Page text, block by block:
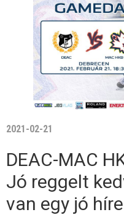
2021-02-21
DEAC-MAC
Jó reggelt
van egy jó